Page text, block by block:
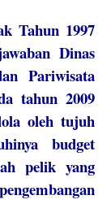
Tahun 1997
Dinas
Pariwisata
tahun 2009
oleh tujuh
budget
pelik yang